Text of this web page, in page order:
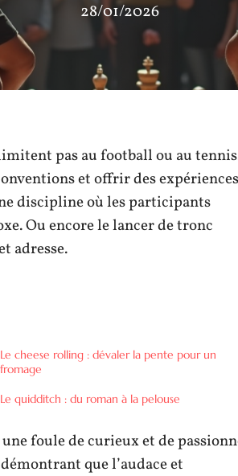
28/01/2026
pas au football ou au
et offrir des expériences
discipline où les participants
Ou encore le lancer de tronc
adresse.
Le cheese rolling : dévaler la pente pour un
fromage
Le quidditch : du roman à la pelouse
foule de curieux et de
que l’audace et